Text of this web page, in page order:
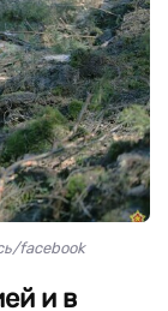
facebook
и в